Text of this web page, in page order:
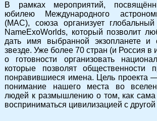
В рамках мероприятий,
юбилею Международного
(МАС), союза организует
NameExoWorlds, который позволит
дать имя выбранной экзопланете и
звезде. Уже более 70 стран (и Россия в
о готовности организовать
которые позволят общественности
понравившиеся имена. Цель проекта
понимание нашего места во
людей к размышлению о том, как
восприниматься цивилизацией с